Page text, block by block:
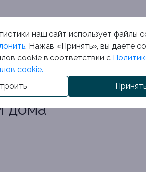
вашу сделку, представляем
дома
наш сайт использует файлы
. Нажав «Принять», вы даете
cookie в соответствии с
cookie.
Принять